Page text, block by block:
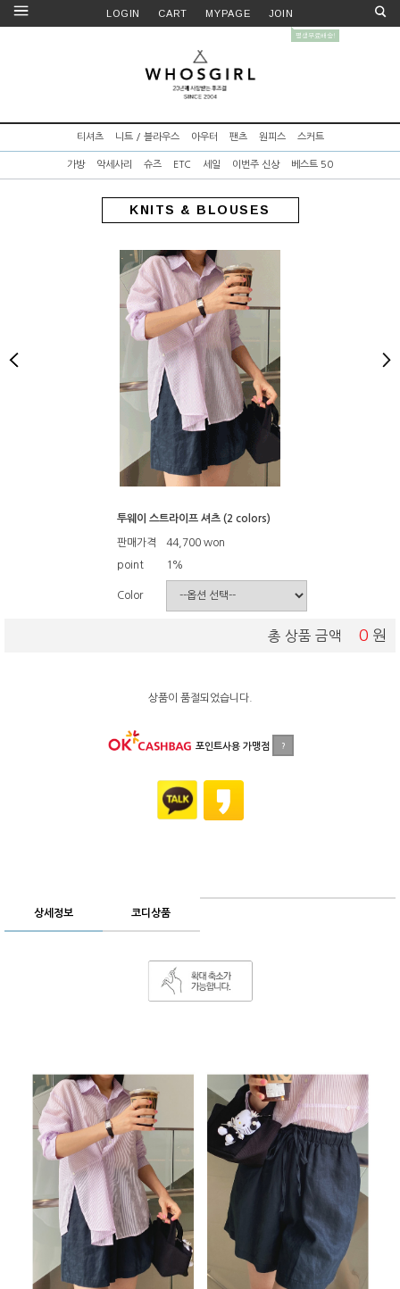
LOGIN CART MYPAGE JOIN
티셔츠 니트 / 블라우스 아우터 팬츠 원피스 스커트
가방 악세사리 슈즈 ETC 세일 이번주 신상 베스트 50
KNITS & BLOUSES
투웨이 스트라이프 셔츠 (2 colors)
판매가격 44,700won
point 1%
Color
총 상품 금액 0 원
상품이 품절되었습니다.
포인트사용 가맹점 ?
상세정보 코디상품